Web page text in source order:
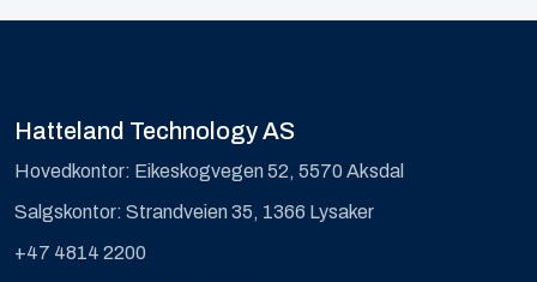
Hatteland Technology AS
Hovedkontor: Eikeskogvegen 52, 5570 Aksdal
Salgskontor: Strandveien 35, 1366 Lysaker
+47 4814 2200
Nettverk
Computing